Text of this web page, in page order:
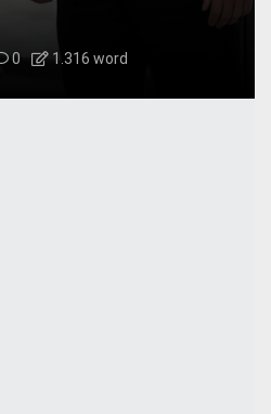
0 1.316 word